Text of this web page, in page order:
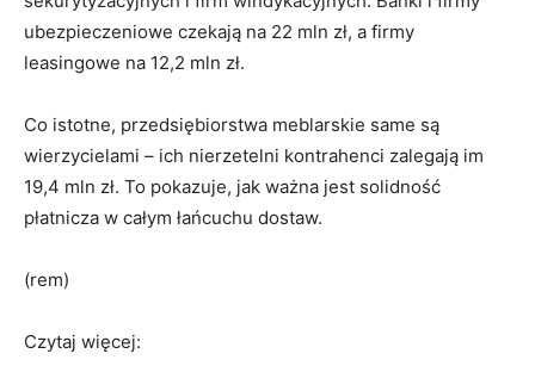
ubezpieczeniowe czekają na 22 mln zł, a firmy
leasingowe na 12,2 mln zł.
Co istotne, przedsiębiorstwa meblarskie same są
wierzycielami – ich nierzetelni kontrahenci zalegają im
19,4 mln zł. To pokazuje, jak ważna jest solidność
płatnicza w całym łańcuchu dostaw.
(rem)
Czytaj więcej: